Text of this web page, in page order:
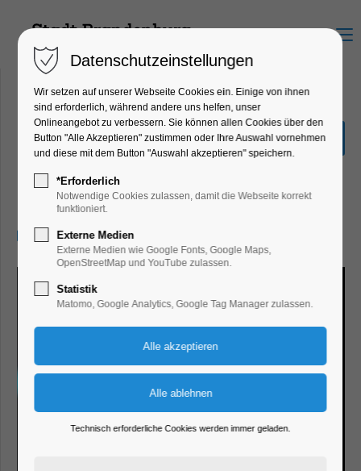
Menu
Osterferienprogramm "Ach,
du dickes Ei"
Ferienkalender, Kinder, Jugend, Mitmach-
Aktion
25.04.2025, 14:00–20:00
Datenschutzeinstellungen
Wir setzen auf unserer Webseite Cookies ein. Einige von ihnen
sind erforderlich, während andere uns helfen, unser
Onlineangebot zu verbessern. Sie können allen Cookies über den
Button "Alle Akzeptieren" zustimmen oder Ihre Auswahl vornehmen
und diese mit dem Button "Auswahl akzeptieren" speichern.
*Erforderlich
Notwendige Cookies zulassen, damit die Webseite korrekt
funktioniert.
Externe Medien
Externe Medien wie Google Fonts, Google Maps,
OpenStreetMap und YouTube zulassen.
Statistik
Matomo, Google Analytics, Google Tag Manager zulassen.
Technisch erforderliche Cookies werden immer geladen.